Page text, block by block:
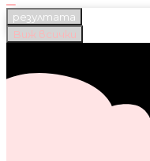
резултата
Виж всички